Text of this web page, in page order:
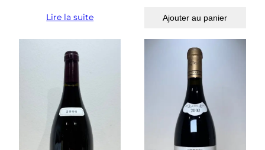
Lire la suite Ajouter au panier